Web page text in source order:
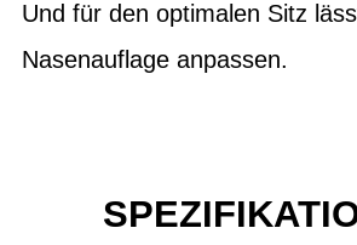
Und für den optimalen Sitz
Nasenauflage anpassen.